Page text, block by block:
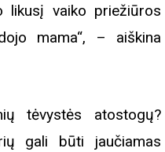
likusį vaiko priežiūros
mama“, – aiškina
tėvystės atostogų?
gali būti jaučiamas